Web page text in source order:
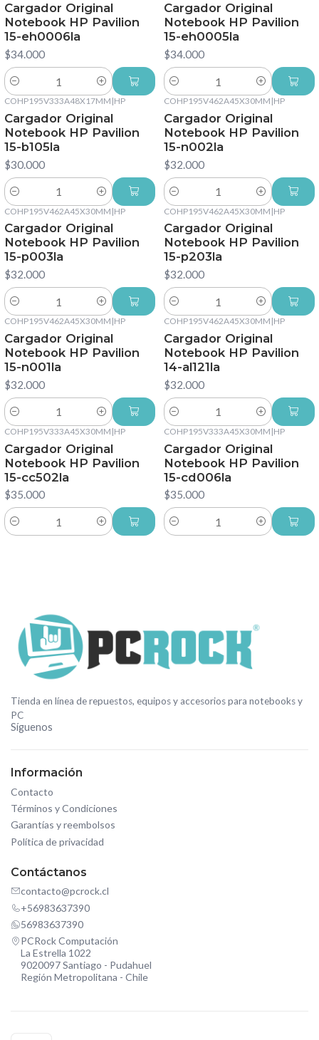
Cargador Original
Notebook HP Pavilion
15-eh0006la
$34.000
Cantidad
Cargador Original
Notebook HP Pavilion
15-eh0005la
$34.000
Cantidad
COHP195V333A48X17MM |HP
Cargador Original
Notebook HP Pavilion
15-b105la
$30.000
Cantidad
COHP195V462A45X30MM |HP
Cargador Original
Notebook HP Pavilion
15-n002la
$32.000
Cantidad
COHP195V462A45X30MM |HP
Cargador Original
Notebook HP Pavilion
15-p003la
$32.000
Cantidad
COHP195V462A45X30MM |HP
Cargador Original
Notebook HP Pavilion
15-p203la
$32.000
Cantidad
COHP195V462A45X30MM |HP
Cargador Original
Notebook HP Pavilion
15-n001la
$32.000
Cantidad
COHP195V462A45X30MM |HP
Cargador Original
Notebook HP Pavilion
14-al121la
$32.000
Cantidad
COHP195V333A45X30MM |HP
Cargador Original
Notebook HP Pavilion
15-cc502la
$35.000
Cantidad
COHP195V333A45X30MM |HP
Cargador Original
Notebook HP Pavilion
15-cd006la
$35.000
Cantidad
Tienda en línea de repuestos, equipos y accesorios para notebooks y
PC
Síguenos
Información
Contacto
Términos y Condiciones
Garantías y reembolsos
Política de privacidad
Contáctanos
contacto@pcrock.cl
+56983637390
56983637390
PCRock Computación
La Estrella 1022
9020097 Santiago - Pudahuel
Región Metropolitana - Chile